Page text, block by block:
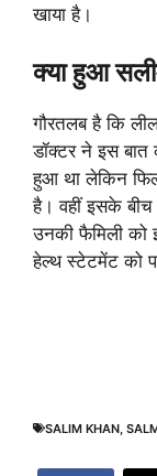
खाया है।
क्या हुआ
गौरतलब है कि
डॉक्टर ने इस बात
हुआ था लेकिन
है। वहीं इसके
उनकी फैमिली को
हेल्थ स्टेटमेंट को
SALIM KHAN,